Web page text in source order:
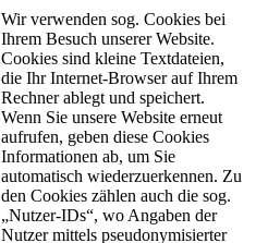
Wir verwenden sog. Cookies bei
Ihrem Besuch unserer Website.
Cookies sind kleine Textdateien,
die Ihr Internet-Browser auf Ihrem
Rechner ablegt und speichert.
Wenn Sie unsere Website erneut
aufrufen, geben diese Cookies
Informationen ab, um Sie
automatisch wiederzuerkennen. Zu
den Cookies zählen auch die sog.
„Nutzer-IDs“, wo Angaben der
Nutzer mittels pseudonymisierter